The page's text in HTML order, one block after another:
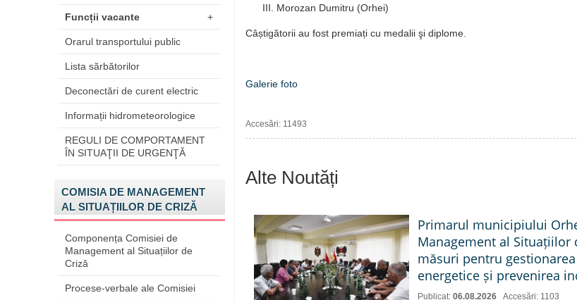
Funcții vacante +
Orarul transportului public
Lista sărbătorilor
Deconectări de curent electric
Informații hidrometeorologice
REGULI DE COMPORTAMENT
ÎN SITUAŢII DE URGENŢĂ
COMISIA DE MANAGEMENT
AL SITUAȚIILOR DE CRIZĂ
Componența Comisiei de
Management al Situațiilor de
Criză
Procese-verbale ale Comisiei
III. Morozan Dumitru (Orhei)
Câștigătorii au fost premiați cu medalii şi diplome.
Galerie foto
Accesări: 11493
Alte Noutăți
Primarul municipiului
Management al Situațiilor
măsuri pentru
energetice și prevenirea
Publicat: 06.08.2026 Accesări: 1103